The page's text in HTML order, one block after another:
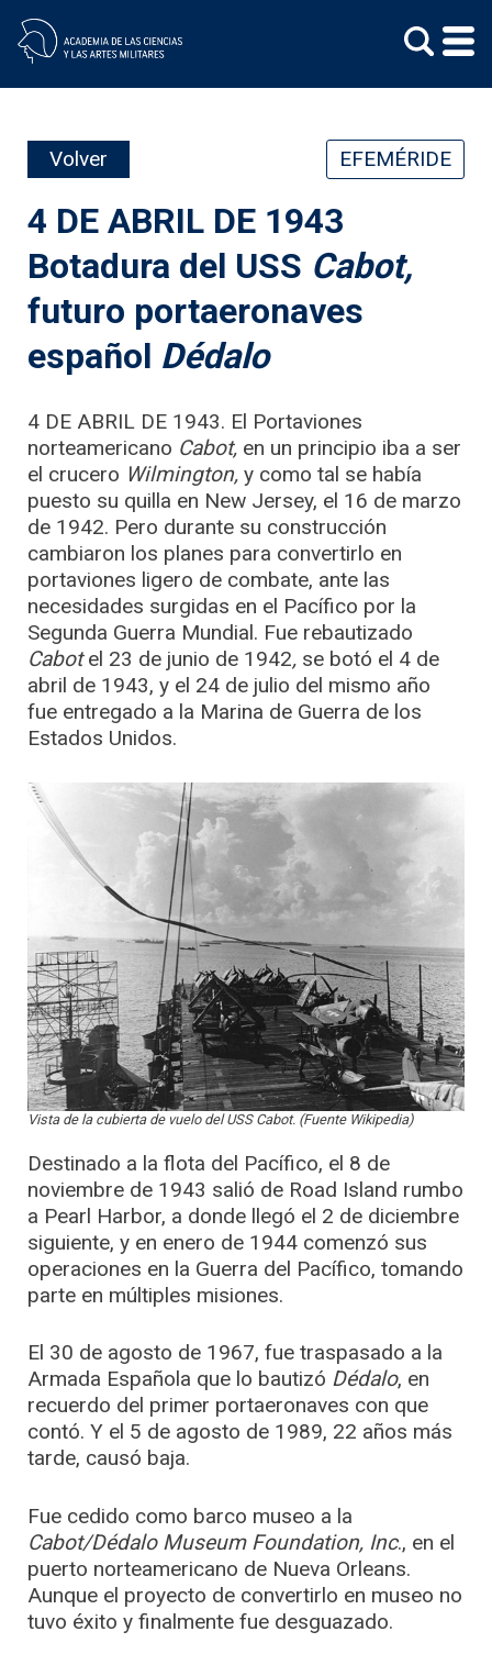
content
Volver EFEMÉRIDE
4 DE ABRIL DE 1943
Botadura del USS Cabot,
futuro portaeronaves
español Dédalo
4 DE ABRIL DE 1943. El Portaviones
norteamericano Cabot, en un principio iba a ser
el crucero Wilmington, y como tal se había
puesto su quilla en New Jersey, el 16 de marzo
de 1942. Pero durante su construcción
cambiaron los planes para convertirlo en
portaviones ligero de combate, ante las
necesidades surgidas en el Pacífico por la
Segunda Guerra Mundial. Fue rebautizado
Cabotel 23 de junio de 1942, se botó el 4 de
abril de 1943, y el 24 de julio del mismo año
fue entregado a la Marina de Guerra de los
Estados Unidos.
Vista de la cubierta de vuelo del USS Cabot. (Fuente Wikipedia)
Destinado a la flota del Pacífico, el 8 de
noviembre de 1943 salió de Road Island rumbo
a Pearl Harbor, a donde llegó el 2 de diciembre
siguiente, y en enero de 1944 comenzó sus
operaciones en la Guerra del Pacífico, tomando
parte en múltiples misiones.
El 30 de agosto de 1967, fue traspasado a la
Armada Española que lo bautizó Dédalo, en
recuerdo del primer portaeronaves con que
contó. Y el 5 de agosto de 1989, 22 años más
tarde, causó baja.
Fue cedido como barco museo a la
Cabot/Dédalo Museum Foundation, Inc., en el
puerto norteamericano de Nueva Orleans.
Aunque el proyecto de convertirlo en museo no
tuvo éxito y finalmente fue desguazado.